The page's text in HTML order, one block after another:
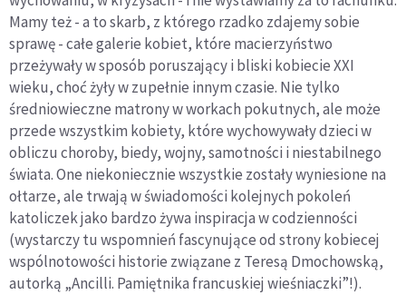
Mamy też - a to skarb, z którego rzadko zdajemy sobie
sprawę - całe galerie kobiet, które macierzyństwo
przeżywały w sposób poruszający i bliski kobiecie XXI
wieku, choć żyły w zupełnie innym czasie. Nie tylko
średniowieczne matrony w workach pokutnych, ale może
przede wszystkim kobiety, które wychowywały dzieci w
obliczu choroby, biedy, wojny, samotności i niestabilnego
świata. One niekoniecznie wszystkie zostały wyniesione na
ołtarze, ale trwają w świadomości kolejnych pokoleń
katoliczek jako bardzo żywa inspiracja w codzienności
(wystarczy tu wspomnień fascynujące od strony kobiecej
wspólnotowości historie związane z Teresą Dmochowską,
autorką „Ancilli. Pamiętnika francuskiej wieśniaczki”!).